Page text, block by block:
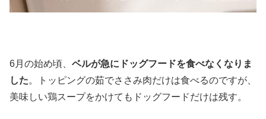
6月の始め頃、 ベルが急にドッグフードを食べなくなりま
した。トッピングの茹でささみ肉だけは食べるのですが、
美味しい鶏スープをかけてもドッグフードだけは残す。